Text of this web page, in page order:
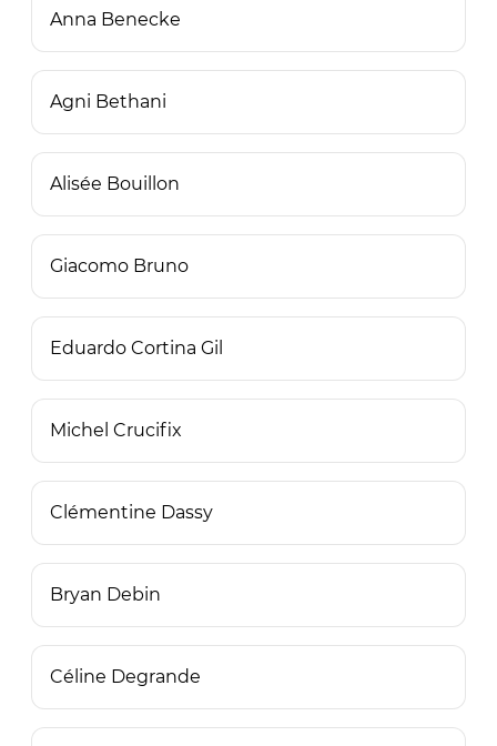
Anna Benecke
Agni Bethani
Alisée Bouillon
Giacomo Bruno
Eduardo Cortina Gil
Michel Crucifix
Clémentine Dassy
Bryan Debin
Céline Degrande